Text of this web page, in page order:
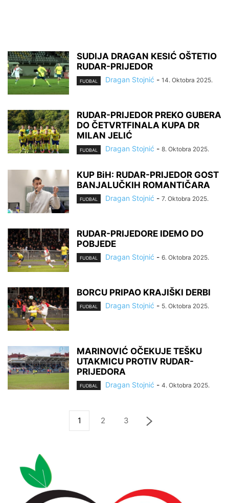
SUDIJA DRAGAN KESIĆ OŠTETIO
RUDAR-PRIJEDOR
FUDBAL Dragan Stojnić - 14. Oktobra 2025.
RUDAR-PRIJEDOR PREKO GUBERA
DO ČETVRTFINALA KUPA DR
MILAN JELIĆ
FUDBAL Dragan Stojnić - 8. Oktobra 2025.
KUP BiH: RUDAR-PRIJEDOR GOST
BANJALUČKIH ROMANTIČARA
FUDBAL Dragan Stojnić - 7. Oktobra 2025.
RUDAR-PRIJEDORE IDEMO DO
POBJEDE
FUDBAL Dragan Stojnić - 6. Oktobra 2025.
BORCU PRIPAO KRAJIŠKI DERBI
FUDBAL Dragan Stojnić - 5. Oktobra 2025.
MARINOVIĆ OČEKUJE TEŠKU
UTAKMICU PROTIV RUDAR-
PRIJEDORA
FUDBAL Dragan Stojnić - 4. Oktobra 2025.
1 2 3